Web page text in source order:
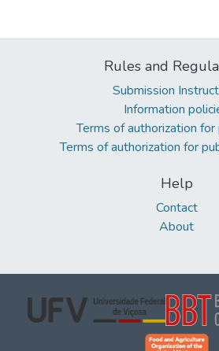
Rules and
Submission
Information
Terms of authorization for
Terms of authorization for
Help
Contact
About